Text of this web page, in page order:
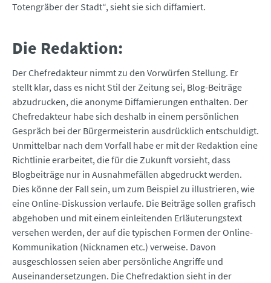
Totengräber der Stadt“, sieht sie sich diffamiert.
Die Redaktion:
Der Chefredakteur nimmt zu den Vorwürfen Stellung. Er
stellt klar, dass es nicht Stil der Zeitung sei, Blog-Beiträge
abzudrucken, die anonyme Diffamierungen enthalten. Der
Chefredakteur habe sich deshalb in einem persönlichen
Gespräch bei der Bürgermeisterin ausdrücklich entschuldigt.
Unmittelbar nach dem Vorfall habe er mit der Redaktion eine
Richtlinie erarbeitet, die für die Zukunft vorsieht, dass
Blogbeiträge nur in Ausnahmefällen abgedruckt werden.
Dies könne der Fall sein, um zum Beispiel zu illustrieren, wie
eine Online-Diskussion verlaufe. Die Beiträge sollen grafisch
abgehoben und mit einem einleitenden Erläuterungstext
versehen werden, der auf die typischen Formen der Online-
Kommunikation (Nicknamen etc.) verweise. Davon
ausgeschlossen seien aber persönliche Angriffe und
Auseinandersetzungen. Die Chefredaktion sieht in der